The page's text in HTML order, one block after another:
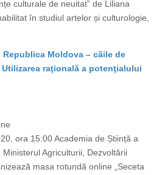
culturale de neuitat” de Liliana
în studiul artelor și culturologie,
Republica Moldova – căile de
raţională a potenţialului
ora 15:00 Academia de Știință a
Agriculturii, Dezvoltării
masa rotundă online „Seceta